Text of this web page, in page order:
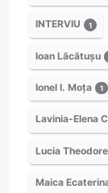
INTERVIU 1
Ioan Lăcătușu
Ionel I. Moța 1
Lavinia-Elena
Lucia
Maica